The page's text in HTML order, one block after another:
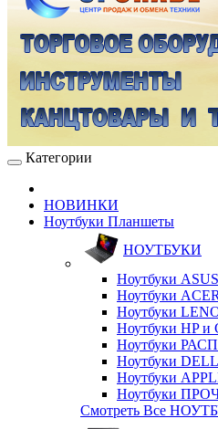
Категории
НОВИНКИ
Ноутбуки Планшеты
НОУТБУКИ
Ноутбуки ASUS
Ноутбуки ACER
Ноутбуки
Ноутбуки HP и
Ноутбуки
Ноутбуки DELL
Ноутбуки
Ноутбуки
Смотреть Все